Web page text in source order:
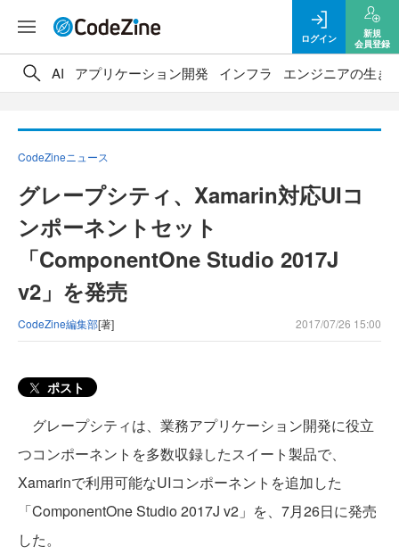
ログイン
新規
会員登録
AI アプリケーション開発 インフラ エンジニアの生き
CodeZineニュース
グレープシティ、Xamarin対応UIコ
ンポーネントセット
「ComponentOne Studio 2017J
v2」を発売
CodeZine編集部[著] 2017/07/26 15:00
ポスト
グレープシティは、業務アプリケーション開発に役立
つコンポーネントを多数収録したスイート製品で、
Xamarinで利用可能なUIコンポーネントを追加した
「ComponentOne Studio 2017J v2」を、7月26日に発売
した。